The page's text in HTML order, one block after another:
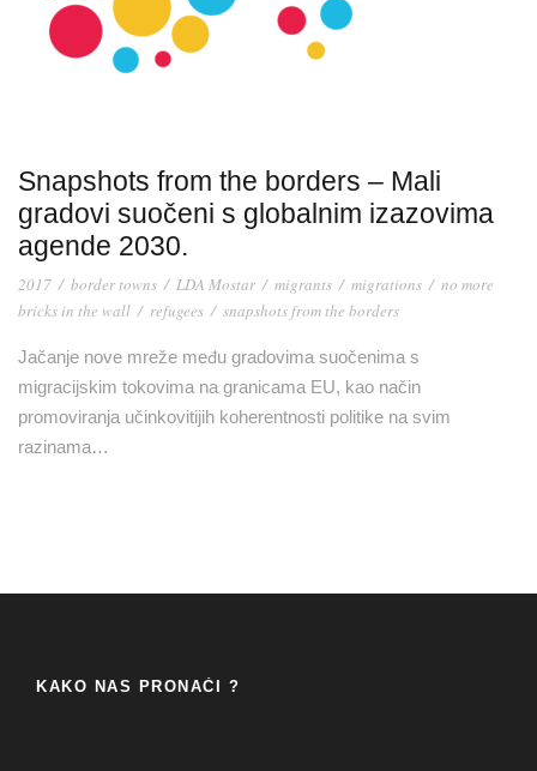
Snapshots from the borders – Mali
gradovi suočeni s globalnim izazovima
agende 2030.
2017 / border towns / LDA Mostar / migrants / migrations / no more
bricks in the wall / refugees / snapshots from the borders
Jačanje nove mreže među gradovima suočenima s
migracijskim tokovima na granicama EU, kao način
promoviranja učinkovitijih koherentnosti politike na svim
razinama…
KAKO NAS PRONAĆI ?